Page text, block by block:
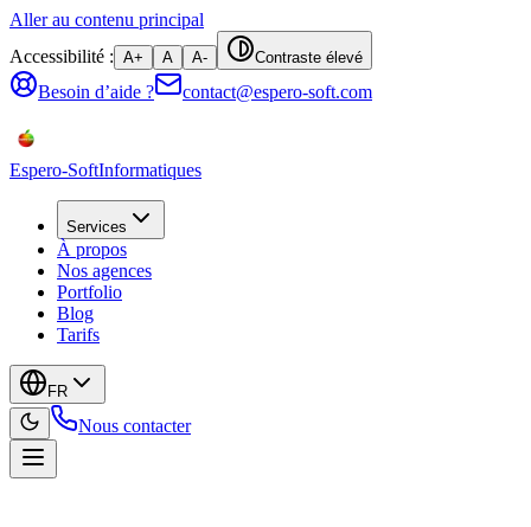
Aller au contenu principal
Accessibilité : A+ A A- Contraste élevé
Besoin d’aide ? contact@espero-soft.com
Espero-SoftInformatiques
Services
À propos
Nos agences
Portfolio
Blog
Tarifs
FR
Nous contacter